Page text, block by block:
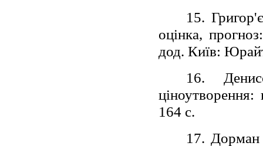
15.
оцінка,
дод. Київ:
16.
164 с.
17. Дорман